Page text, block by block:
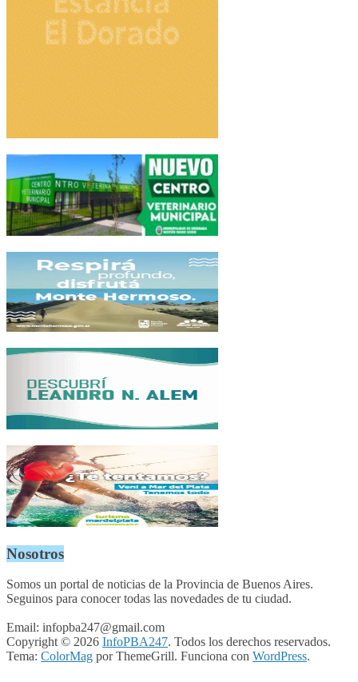
Nosotros
Somos un portal de noticias de la Provincia de Buenos Aires.
Seguinos para conocer todas las novedades de tu ciudad.
Email: infopba247@gmail.com
Copyright © 2026 InfoPBA247. Todos los derechos reservados.
Tema: ColorMag por ThemeGrill. Funciona con WordPress.